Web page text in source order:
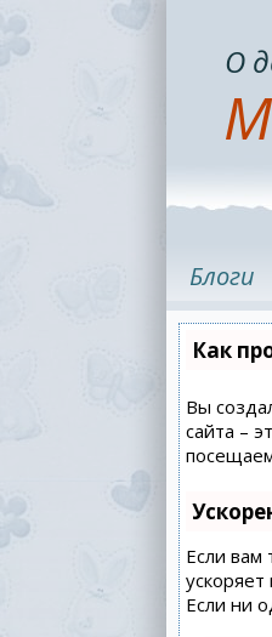
О
Блоги
Как
Вы
сайта –
Если вам
Если ни